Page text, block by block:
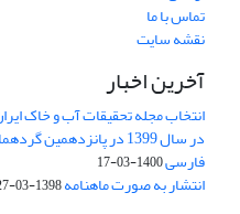
تماس با ما
نقشه سایت
آخرین اخبار
انتخاب مجله تحقیقات آب و خاک
در سال 1399 در
فارسی1400-03-17
انتشار به صورت ماهنامه1398-03-27